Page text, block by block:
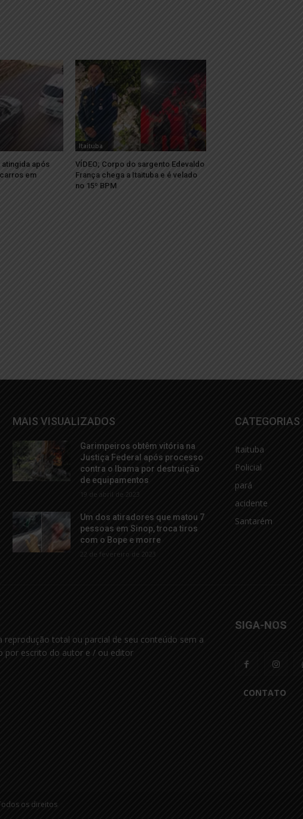
atingida após
em
Itaituba
VÍDEO; Corpo do sargento Edevaldo
França chega a Itaituba e é velado
no 15º BPM
MAIS VISUALIZADOS
Garimpeiros obtêm vitória na
Justiça Federal após processo
contra o Ibama por destruição
de equipamentos
19 de abril de 2023
Um dos atiradores que matou 7
pessoas em Sinop, troca tiros
com o Bope e morre
22 de fevereiro de 2023
CATEGORIAS
Itaituba
Policial
pará
acidente
Santarém
reprodução total ou parcial de seu conteúdo sem a
por escrito do autor e / ou editor
SIGA-NOS
CONTATO
os direitos